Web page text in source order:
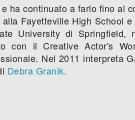
ha continuato a farlo fino al
Fayetteville High School
University di Springfield,
con il Creative Actor's
Nel 2011 interpreta
Debra Granik.